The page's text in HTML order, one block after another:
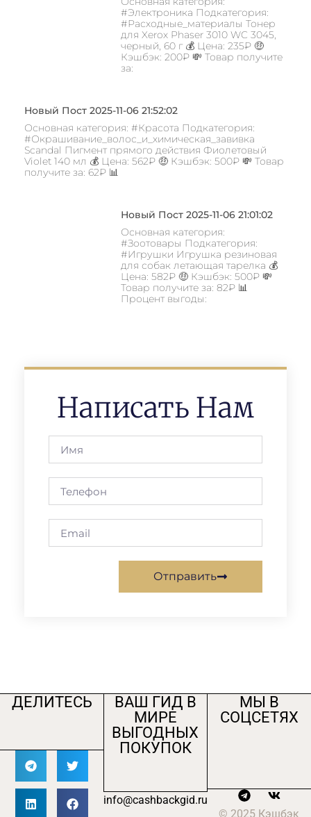
#Электроника Подкатегория:
#Расходные_материалы Тонер
для Xerox Phaser 3010 WC 3045,
черный, 60 г 💰 Цена: 235₽ 🤑
Кэшбэк: 200₽ 💸 Товар получите
за:
Новый Пост 2025-11-06 21:52:02
Основная категория: #Красота Подкатегория:
#Окрашивание_волос_и_химическая_завивка
Scandal Пигмент прямого действия Фиолетовый
Violet 140 мл 💰 Цена: 562₽ 🤑 Кэшбэк: 500₽ 💸 Товар
получите за: 62₽ 📊
Новый Пост 2025-11-06 21:01:02
Основная категория:
#Зоотовары Подкатегория:
#Игрушки Игрушка резиновая
для собак летающая тарелка 💰
Цена: 582₽ 🤑 Кэшбэк: 500₽ 💸
Товар получите за: 82₽ 📊
Процент выгоды:
Написать Нам
Отправить
ДЕЛИТЕСЬ
ВАШ ГИД В
МИРЕ
ВЫГОДНЫХ
ПОКУПОК
info@cashbackgid.ru
МЫ В
СОЦСЕТЯХ
© 2025 Кэшбэк